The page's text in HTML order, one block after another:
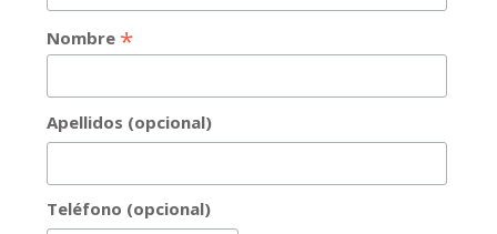
Nombre *
Apellidos (opcional)
Teléfono (opcional)